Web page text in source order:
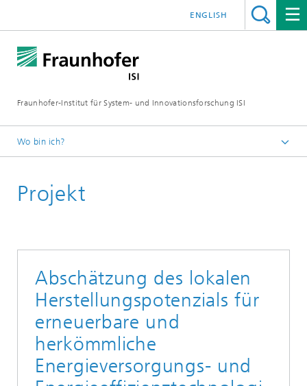
Fraunhofer-Institut für System- und Innovationsforschung ISI
ENGLISH
Wo bin ich?
Abteilungen
Projekt
Abschätzung des lokalen
Herstellungspotenzials für
erneuerbare und
herkömmliche
Energieversorgungs- und